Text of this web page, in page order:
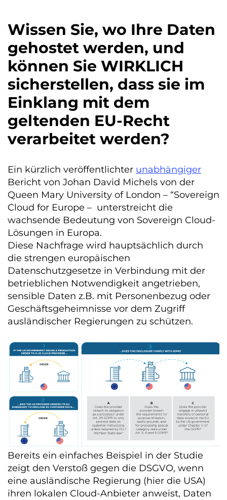
Wissen Sie, wo Ihre Daten
gehostet werden, und
können Sie WIRKLICH
sicherstellen, dass sie im
Einklang mit dem
geltenden EU-Recht
verarbeitet werden?
Ein kürzlich veröffentlichter unabhängiger
Bericht von Johan David Michels von der
Queen Mary University of London – “Sovereign
Cloud for Europe – unterstreicht die
wachsende Bedeutung von Sovereign Cloud-
Lösungen in Europa.
Diese Nachfrage wird hauptsächlich durch
die strengen europäischen
Datenschutzgesetze in Verbindung mit der
betrieblichen Notwendigkeit angetrieben,
sensible Daten z.B. mit Personenbezug oder
Geschäftsgeheimnisse vor dem Zugriff
ausländischer Regierungen zu schützen.
Bereits ein einfaches Beispiel in der Studie
zeigt den Verstoß gegen die DSGVO, wenn
eine ausländische Regierung (hier die USA)
ihren lokalen Cloud-Anbieter anweist, Daten